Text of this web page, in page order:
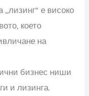
е високо
което
на
бизнес ниши
и лизинга.